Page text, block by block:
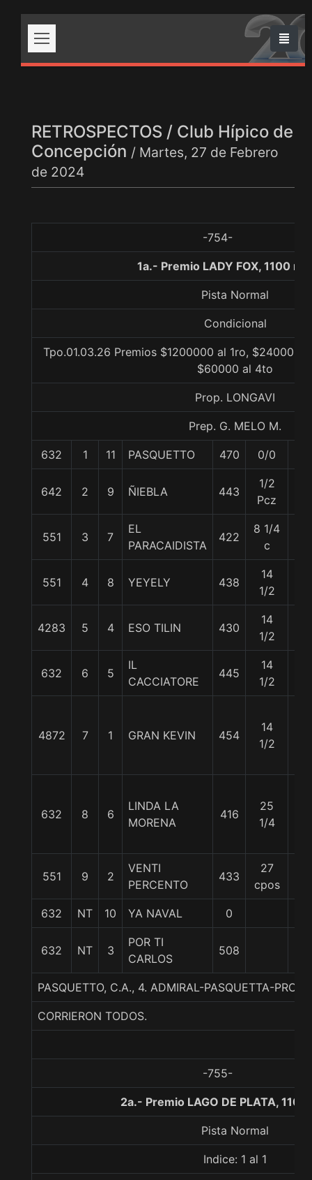
RETROSPECTOS / Club Hípico de
Concepción / Martes, 27 de Febrero
de 2024
-754-
1a.- Premio LADY FOX, 1100
Pista Normal
Condicional
Tpo.01.03.26 Premios $1200000 al 1ro, $240000
$60000 al 4to
Prop. LONGAVI
Prep. G. MELO M.
632 1 11 PASQUETTO 470 0/0
642 2 9 ÑIEBLA 443
1/2
Pcz
551 3 7
EL
PARACAIDISTA
422
8 1/4
c
551 4 8 YEYELY 438
14
1/2
4283 5 4 ESO TILIN 430
14
1/2
632 6 5
IL
CACCIATORE
445
14
1/2
4872 7 1 GRAN KEVIN 454
14
1/2
632 8 6
LINDA LA
MORENA
416
25
1/4
551 9 2
VENTI
PERCENTO
433
27
cpos
632 NT 10 YA NAVAL 0
632 NT 3
POR TI
CARLOS
508
PASQUETTO, C.A., 4. ADMIRAL-PASQUETTA-
CORRIERON TODOS.
-755-
2a.- Premio LAGO DE PLATA,
Pista Normal
Indice: 1 al 1